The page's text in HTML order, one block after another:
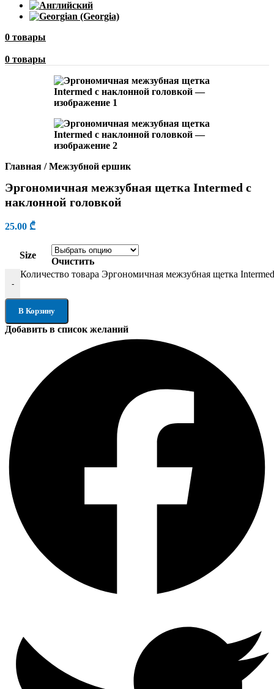
0 товары
0 товары
Главная / Межзубной ершик
Эргономичная межзубная щетка Intermed с
наклонной головкой
25.00 ₾
Size
Очистить
-
Количество товара Эргономичная межзубная щетка
В Корзину
Добавить в список желаний